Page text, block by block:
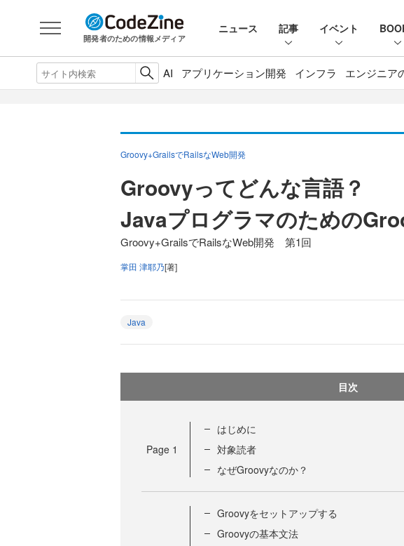
開発者のための情報メディア
ニュース 記事 イベント
AI アプリケーション開発 インフラ エンジニア
Groovy+GrailsでRailsなWeb開発
Groovyってどんな言語？
Javaプログラマのための
Groovy+GrailsでRailsなWeb開発 第1回
掌田 津耶乃[著]
Java
目次
Page 1
はじめに
対象読者
なぜGroovyなのか？
Groovyをセットアップする
Groovyの基本文法